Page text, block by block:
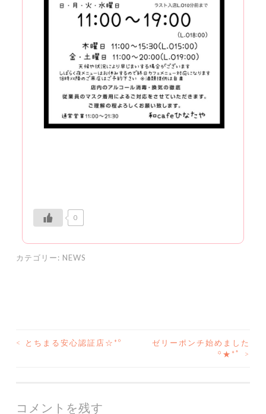
0
カテゴリー: NEWS
投
< とちまる安心認証店☆*°
ゼリーポンチ始めました
꙳★*ﾟ
>
コメントを残す